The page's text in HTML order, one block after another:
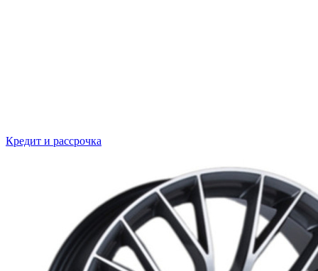
Кредит и рассрочка